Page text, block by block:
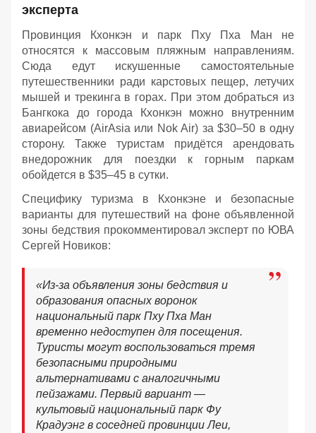
эксперта
Провинция Кхонкэн и парк Пху Пха Ман не
относятся к массовым пляжным направлениям.
Сюда едут искушенные самостоятельные
путешественники ради карстовых пещер, летучих
мышей и трекинга в горах. При этом добраться из
Бангкока до города Кхонкэн можно внутренним
авиарейсом (AirAsia или Nok Air) за $30–50 в одну
сторону. Также туристам придётся арендовать
внедорожник для поездки к горным паркам
обойдется в $35–45 в сутки.
Специфику туризма в Кхонкэне и безопасные
варианты для путешествий на фоне объявленной
зоны бедствия прокомментировал эксперт по ЮВА
Сергей Новиков:
«Из-за объявления зоны бедствия и
образования опасных воронок
национальный парк Пху Пха Ман
временно недоступен для посещения.
Туристы могут воспользоваться тремя
безопасными природными
альтернативами с аналогичными
пейзажами. Первый вариант —
культовый национальный парк Фу
Крадуэнг в соседней провинции Леи,